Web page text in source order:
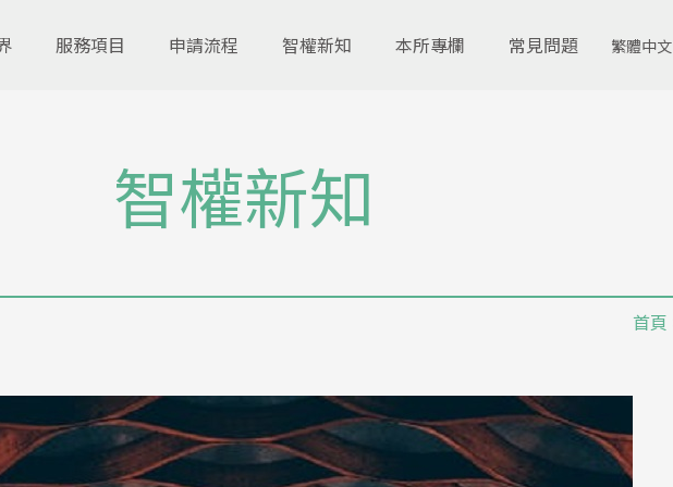
服務項目 申請流程 智權新知 本所專欄 常見問題 繁體中文
智權新知
首頁